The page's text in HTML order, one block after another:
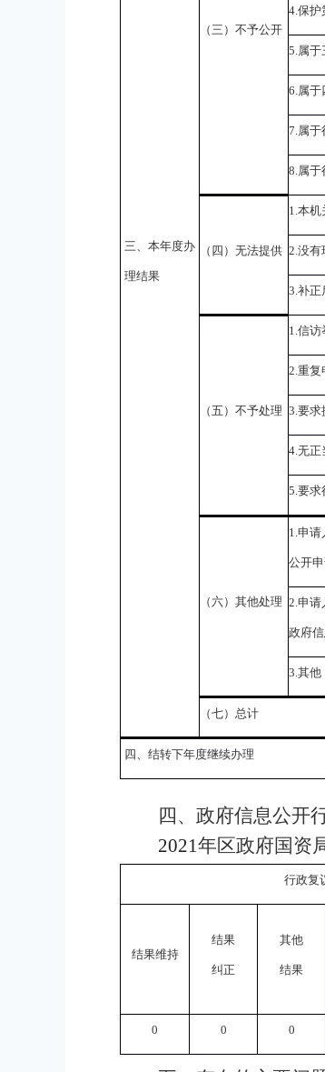
三、本年度办
理结果
（三）不予公开
4.保护
5.属于
6.属于
7.属于
8.属于
（四）无法提供
1.本机
2.没有
3.补正
（五）不予处理
1.信访
2.重复
3.要求
4.无正
5.要求
（六）其他处理
1.申请
公开
2.申请
政府
3.其他
（七）总计
四、结转下年度继续办理
四、政府信息公开
2021年区政府国资
行政复
结果维持
结果
纠正
其他
结果
0 0 0